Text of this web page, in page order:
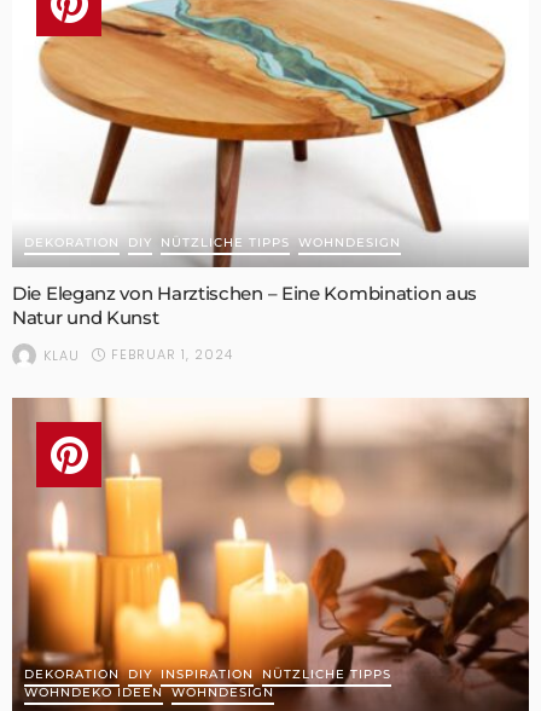
DEKORATION DIY NÜTZLICHE TIPPS WOHNDESIGN
Die Eleganz von Harztischen – Eine Kombination aus
Natur und Kunst
KLAU FEBRUAR 1, 2024
DEKORATION DIY INSPIRATION NÜTZLICHE TIPPS
WOHNDEKO IDEEN WOHNDESIGN